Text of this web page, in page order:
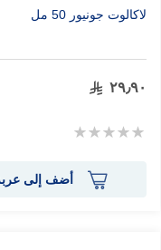
لاكالوت جونيور 50 مل
٢٩٫٩٠
Rating:
أضف إلى